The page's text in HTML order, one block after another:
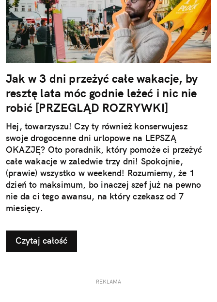
Jak w 3 dni przeżyć całe wakacje, by
resztę lata móc godnie leżeć i nic nie
robić [PRZEGLĄD ROZRYWKI]
Hej, towarzyszu! Czy ty również konserwujesz
swoje drogocenne dni urlopowe na LEPSZĄ
OKAZJĘ? Oto poradnik, który pomoże ci przeżyć
całe wakacje w zaledwie trzy dni! Spokojnie,
(prawie) wszystko w weekend! Rozumiemy, że 1
dzień to maksimum, bo inaczej szef już na pewno
nie da ci tego awansu, na który czekasz od 7
miesięcy.
Czytaj całość
REKLAMA